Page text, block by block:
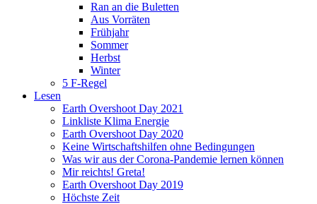
Ran an die Buletten
Aus Vorräten
Frühjahr
Sommer
Herbst
Winter
5 F-Regel
Lesen
Earth Overshoot Day 2021
Linkliste Klima Energie
Earth Overshoot Day 2020
Keine Wirtschaftshilfen ohne Bedingungen
Was wir aus der Corona-Pandemie lernen können
Mir reichts! Greta!
Earth Overshoot Day 2019
Höchste Zeit